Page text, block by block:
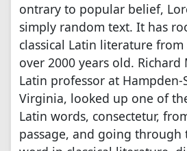
ontrary to popular belief,
simply random text. It has
classical Latin literature
over 2000 years old. Richard
Latin professor at Hampden-
Virginia, looked up one of
Latin words, consectetur,
passage, and going through